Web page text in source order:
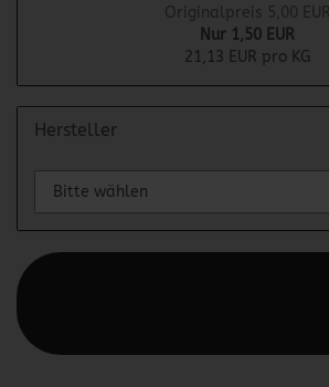
Originalpreis 5,00 EUR
Nur 1,50 EUR
21,13 EUR pro KG
Hersteller